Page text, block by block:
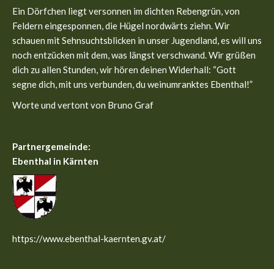
in
new
window
in
new
window
Ein Dörfchen liegt versonnen im dichten Rebengrün, von
Feldern eingesponnen, die Hügel nordwärts ziehn. Wir
schauen mit Sehnsuchtsblicken in unser Jugendland, es will uns
noch entzücken mit dem, was längst verschwand. Wir grüßen
dich zu allen Stunden, wir hören deinen Widerhall: “Gott
segne dich, mit uns verbunden, du weinumranktes Ebenthal!”
Worte und vertont von Bruno Graf
Partnergemeinde:
Ebenthal in Kärnten
https://www.ebenthal-kaernten.gv.at/